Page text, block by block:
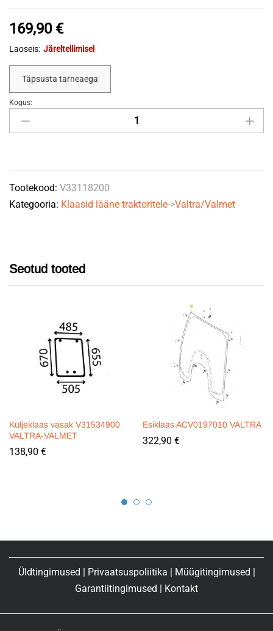
169,90 €
Laoseis: Järeltellimisel
Täpsusta tarneaega
Esiklaas
Valtra-
V33118200,
ACV0084830
quantity
Kogus:
Tootekood: V33118200
Kategooria: Klaasid lääne traktoritele->Valtra/Valmet
Seotud tooted
Küljeklaas vasak V31534900
VALTRA-VALMET
138,90 €
Esiklaas ACV0197010 VALTRA
322,90 €
Üldtingimused Privaatsuspoliitika Müügitingimused
Garantiitingimused
Kontakt